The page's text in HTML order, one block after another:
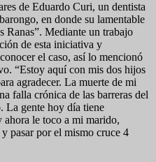
de Eduardo Curi, un dentista
en donde su lamentable
Ranas”. Mediante un trabajo
de esta iniciativa y
el caso, así lo mencionó
“Estoy aquí con mis dos hijos
agradecer. La muerte de mi
falla crónica de las barreras del
La gente hoy día tiene
ahora le toco a mi marido,
pasar por el mismo cruce 4